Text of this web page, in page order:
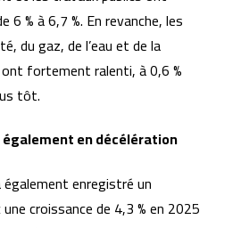
% à 6,7 %. En revanche, les
du gaz, de l’eau et de la
fortement ralenti, à 0,6 %
tôt.
en décélération
enregistré un
croissance de 4,3 % en 2025